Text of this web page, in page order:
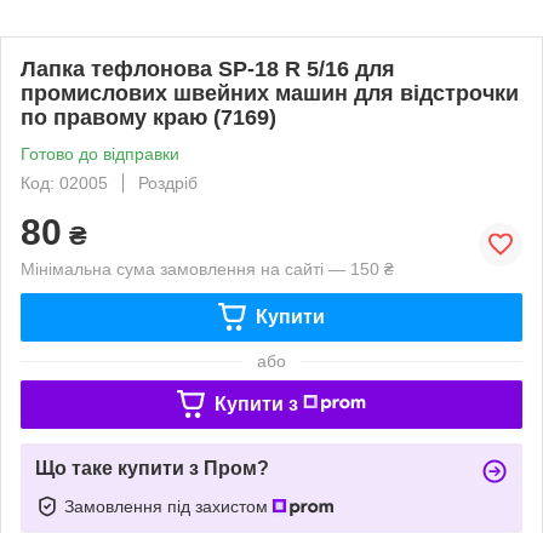
Лапка тефлонова SP-18 R 5/16 для
промислових швейних машин для відстрочки
по правому краю (7169)
Готово до відправки
Код: 02005
Роздріб
80 ₴
Мінімальна сума замовлення на сайті — 150 ₴
Купити
або
Купити з
Що таке купити з Пром?
Замовлення під захистом